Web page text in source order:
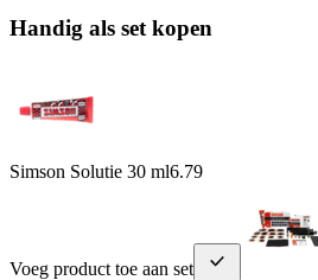
Handig als set kopen
Simson Solutie 30 ml6.79
Voeg product toe aan set